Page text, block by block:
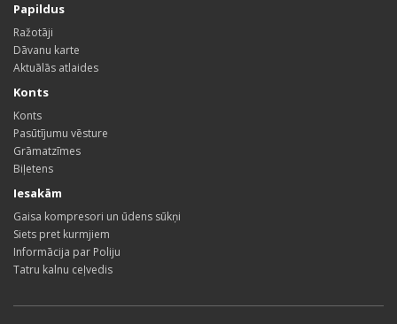
Papildus
Ražotāji
Dāvanu karte
Aktuālās atlaides
Konts
Konts
Pasūtījumu vēsture
Grāmatzīmes
Biļetens
Iesakām
Gaisa kompresori un ūdens sūkņi
Siets pret kurmjiem
Informācija par Poliju
Tatru kalnu ceļvedis